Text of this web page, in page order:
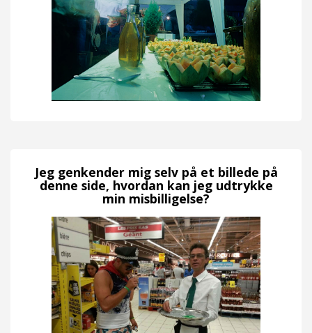
Jeg genkender mig selv på et billede på
denne side, hvordan kan jeg udtrykke
min misbilligelse?